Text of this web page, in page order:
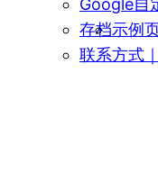
Google自
存档示例
联系方式